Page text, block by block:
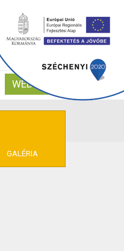
0
WEBSHOP
GALÉRIA